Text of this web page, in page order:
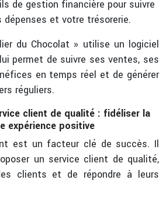
de gestion financière pour suivre
dépenses et votre trésorerie.
du Chocolat » utilise un logiciel
permet de suivre ses ventes, ses
en temps réel et de générer
réguliers.
client de qualité : fidéliser la
expérience positive
est un facteur clé de succès. Il
un service client de qualité,
clients et de répondre à leurs